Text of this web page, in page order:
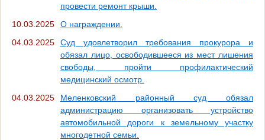
провести ремонт крыши.
10.03.2025
О награждении.
04.03.2025
Суд удовлетворил требования прокурора и
обязал лицо, освободившееся из мест лишения
свободы, пройти профилактический
медицинский осмотр.
04.03.2025
Меленковский районный суд обязал
администрацию организовать устройство
автомобильной дороги к земельному участку
многодетной семьи.